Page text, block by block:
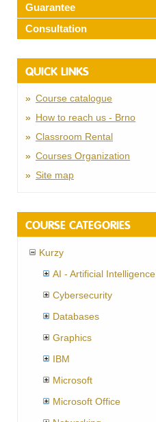
Guarantee
Consultation
QUICK LINKS
Course catalogue
How to reach us - Brno
Classroom Rental
Courses Organization
Site map
COURSE CATEGORIES
Kurzy
AI - Artificial Intelligence
Cybersecurity
Databases
Graphics
IBM
Microsoft
Microsoft Office